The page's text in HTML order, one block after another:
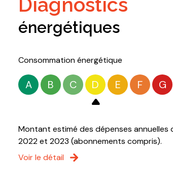
diagnostics
énergétiques
Consommation énergétique
A B C D E F G
Montant estimé des dépenses annuelles
2022 et 2023 (abonnements compris).
Voir le détail